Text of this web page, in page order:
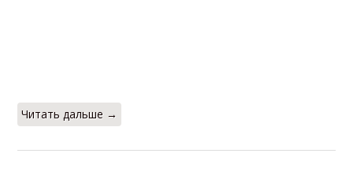
Читать дальше →